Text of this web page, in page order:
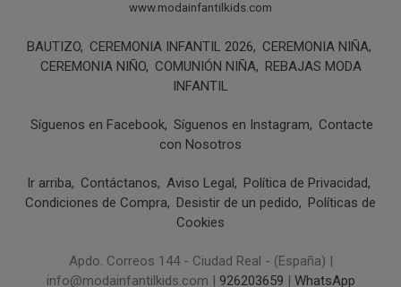
www.modainfantilkids.com
BAUTIZO CEREMONIA INFANTIL 2026
CEREMONIA NIÑA
CEREMONIA NIÑO COMUNIÓN NIÑA
REBAJAS MODA
INFANTIL
Síguenos en Facebook Síguenos en Instagram
Contacte
con Nosotros
Ir arriba Contáctanos Aviso Legal
Política de Privacidad
Condiciones de Compra
Desistir de un pedido
Políticas de
Cookies
Apdo. Correos 144 - Ciudad Real - (España) |
info@modainfantilkids.com | 926203659 WhatsApp